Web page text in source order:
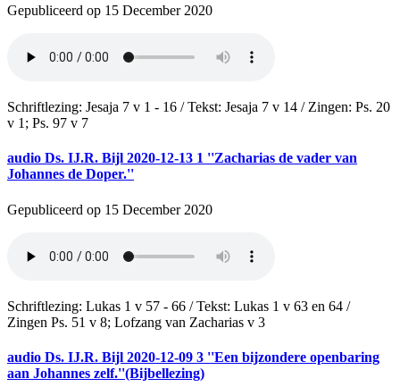
Gepubliceerd op 15 December 2020
Schriftlezing: Jesaja 7 v 1 - 16 / Tekst: Jesaja 7 v 14 / Zingen: Ps. 20
v 1; Ps. 97 v 7
audio Ds. IJ.R. Bijl 2020-12-13 1 ''Zacharias de vader van
Johannes de Doper.''
Gepubliceerd op 15 December 2020
Schriftlezing: Lukas 1 v 57 - 66 / Tekst: Lukas 1 v 63 en 64 /
Zingen Ps. 51 v 8; Lofzang van Zacharias v 3
audio Ds. IJ.R. Bijl 2020-12-09 3 ''Een bijzondere openbaring
aan Johannes zelf.''(Bijbellezing)